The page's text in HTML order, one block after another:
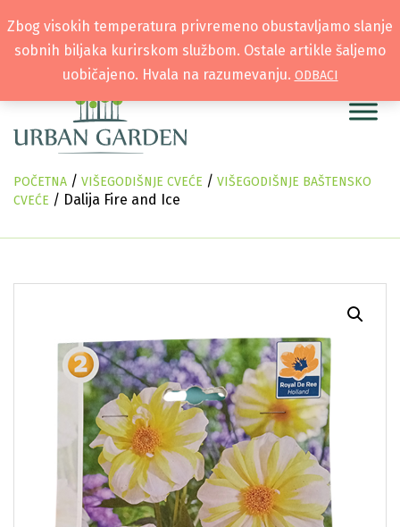
POČETNA / VIŠEGODIŠNJE CVEĆE / VIŠEGODIŠNJE BAŠTENSKO
CVEĆE / Dalija Fire and Ice
Zbog visokih temperatura privremeno obustavljamo slanje
sobnih biljaka kurirskom službom. Ostale artikle šaljemo
uobičajeno. Hvala na razumevanju. ODBACI